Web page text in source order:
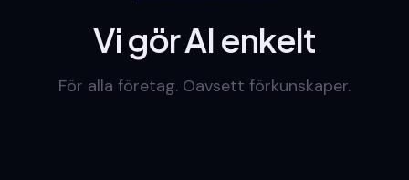
Vi gör AI enkelt
För alla företag. Oavsett förkunskaper.